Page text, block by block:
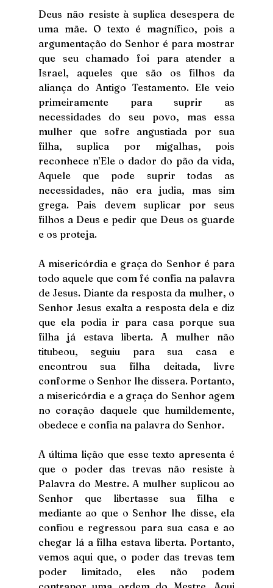
Deus não resiste à suplica desespera de
uma mãe. O texto é magnífico, pois a
argumentação do Senhor é para mostrar
que seu chamado foi para atender a
Israel, aqueles que são os filhos da
aliança do Antigo Testamento. Ele veio
primeiramente para suprir as
necessidades do seu povo, mas essa
mulher que sofre angustiada por sua
filha, suplica por migalhas, pois
reconhece n’Ele o dador do pão da vida,
Aquele que pode suprir todas as
necessidades, não era judia, mas sim
grega. Pais devem suplicar por seus
filhos a Deus e pedir que Deus os guarde
e os proteja.
A misericórdia e graça do Senhor é para
todo aquele que com fé confia na palavra
de Jesus. Diante da resposta da mulher, o
Senhor Jesus exalta a resposta dela e diz
que ela podia ir para casa porque sua
filha já estava liberta. A mulher não
titubeou, seguiu para sua casa e
encontrou sua filha deitada, livre
conforme o Senhor lhe dissera. Portanto,
a misericórdia e a graça do Senhor agem
no coração daquele que humildemente,
obedece e confia na palavra do Senhor.
A última lição que esse texto apresenta é
que o poder das trevas não resiste à
Palavra do Mestre. A mulher suplicou ao
Senhor que libertasse sua filha e
mediante ao que o Senhor lhe disse, ela
confiou e regressou para sua casa e ao
chegar lá a filha estava liberta. Portanto,
vemos aqui que, o poder das trevas tem
poder limitado, eles não podem